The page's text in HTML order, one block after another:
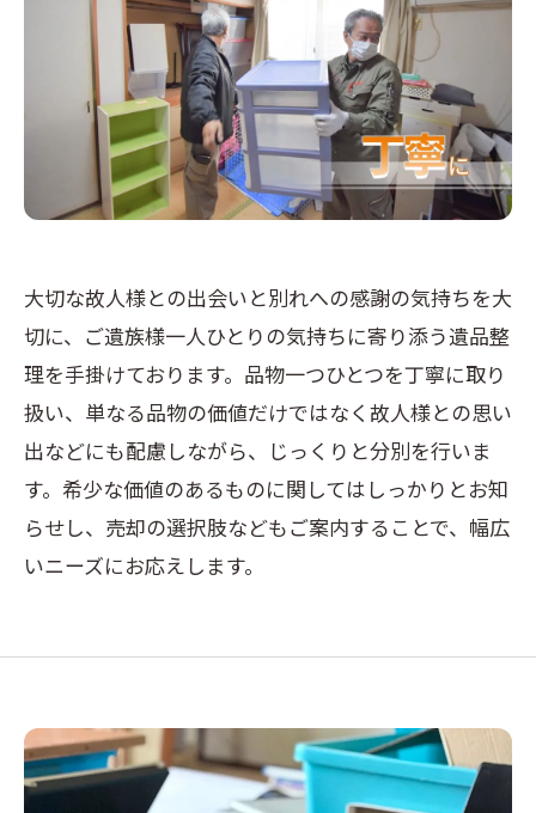
大切な故人様との出会いと別れへの感謝の気持ちを大
切に、ご遺族様一人ひとりの気持ちに寄り添う遺品整
理を手掛けております。品物一つひとつを丁寧に取り
扱い、単なる品物の価値だけではなく故人様との思い
出などにも配慮しながら、じっくりと分別を行いま
す。希少な価値のあるものに関してはしっかりとお知
らせし、売却の選択肢などもご案内することで、幅広
いニーズにお応えします。